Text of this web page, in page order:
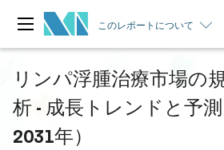
このレポートについて
リンパ浮腫治療市場の
析 - 成長トレンドと予
2031年）